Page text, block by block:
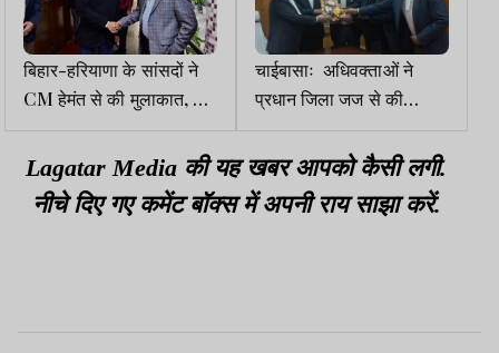
बिहार-हरियाणा के सांसदों ने
CM हेमंत से की मुलाकात, नव
वर्ष की दी बधाई
चाईबासाः अधिवक्ताओं ने
प्रधान जिला जज से की
मुलाकात, दी नववर्ष की
शुभकामनाएं
Lagatar Media की यह खबर आपको कैसी लगी.
नीचे दिए गए कमेंट बॉक्स में अपनी राय साझा करें.